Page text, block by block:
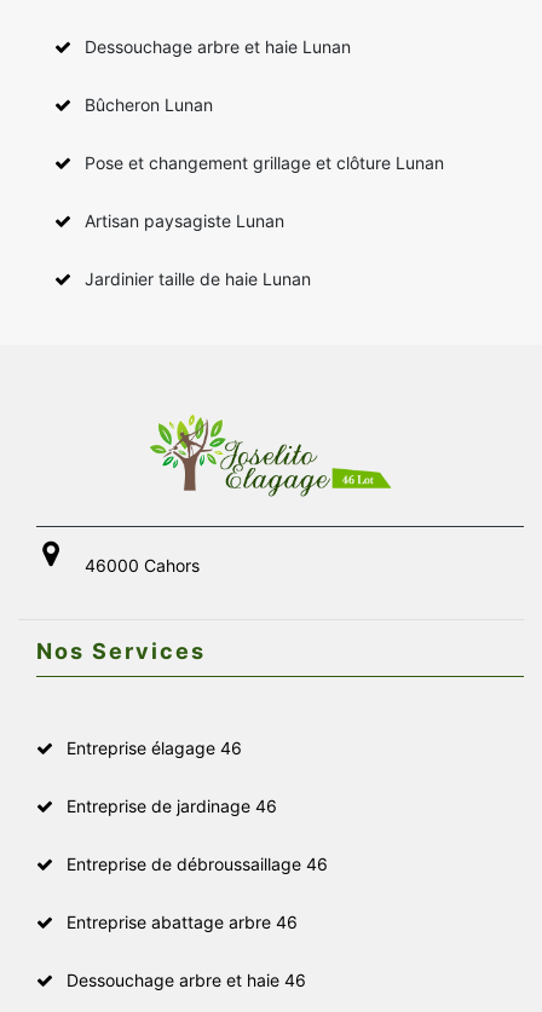
Dessouchage arbre et haie Lunan
Bûcheron Lunan
Pose et changement grillage et clôture Lunan
Artisan paysagiste Lunan
Jardinier taille de haie Lunan
46000 Cahors
Nos Services
Entreprise élagage 46
Entreprise de jardinage 46
Entreprise de débroussaillage 46
Entreprise abattage arbre 46
Dessouchage arbre et haie 46